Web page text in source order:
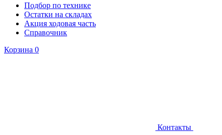
Подбор по технике
Остатки на складах
Акция ходовая часть
Справочник
Корзина 0
Контакты